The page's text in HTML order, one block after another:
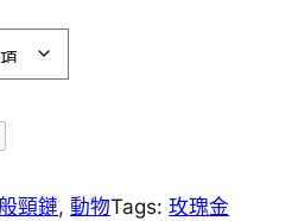
頸鏈, 動物Tags:玫瑰金